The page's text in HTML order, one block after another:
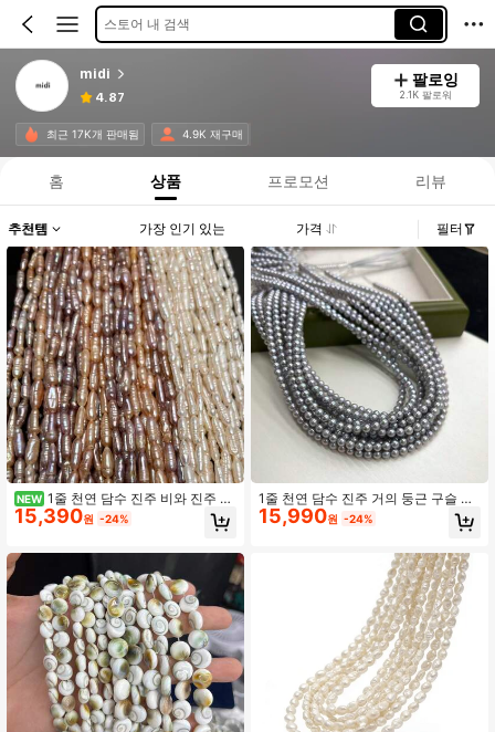
스토어 내 검색
midi
4.87
팔로잉
2.1K 팔로워
최근 17K개 판매됨 4.9K 재구매
홈 상품 프로모션 리뷰
추천템 가장 인기 있는 가격 필터
NEW 1줄 천연 담수 진주 비와 진주 비
즈 주얼리 제작용 DIY 여성 목걸이 팔
찌 수공예 액세서리
15,390원 -24%
1줄 천연 담수 진주 거의 둥근 구슬 보
석 만들기 DIY 목걸이 팔찌 수공예 액
세서리 바느질 용품
15,990원 -24%